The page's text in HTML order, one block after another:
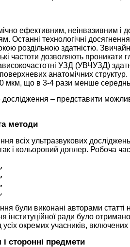
ефективним, неінвазивним і
Останні технологічні
роздільною здатністю.
частоти дозволяють проникати
УЗД (УВЧУЗД)
анатомічних структур.
мкм, що в 3-4 рази менше
– представити
методи
всіх ультразвукових
і кольоровий доплер. Робоча
були виконані авторами статті
інституційної ради було
усіх окремих учасників,
сторонні предмети